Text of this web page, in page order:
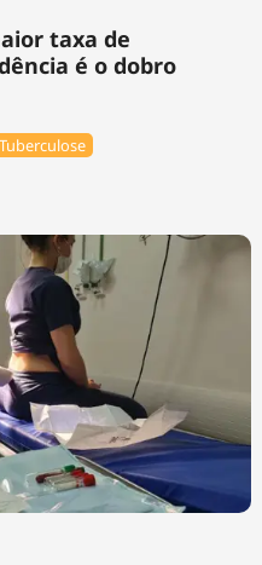
taxa de
é o dobro